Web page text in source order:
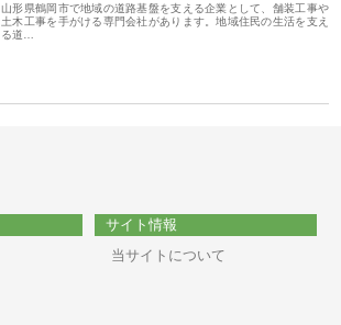
山形県鶴岡市で地域の道路基盤を支える企業として、舗装工事や
土木工事を手がける専門会社があります。地域住民の生活を支え
る道…
サイト情報
当サイトについて